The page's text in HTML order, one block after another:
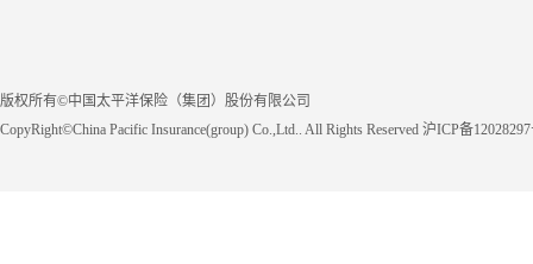
版权所有©中国太平洋保险（集团）股份有限公司
CopyRight©China Pacific Insurance(group) Co.,Ltd.. All Rights Reserved 沪ICP备